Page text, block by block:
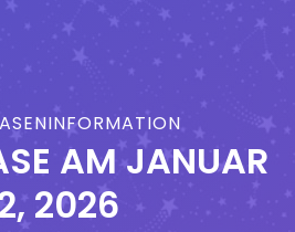
AMJANUAR
2026